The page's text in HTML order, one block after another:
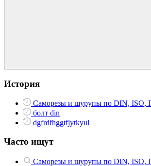
История
Саморезы и шурупы по DIN, ISO,
болт din
dgfrdfhggtfjytkyul
Часто ищут
Саморезы и шурупы по DIN, ISO,